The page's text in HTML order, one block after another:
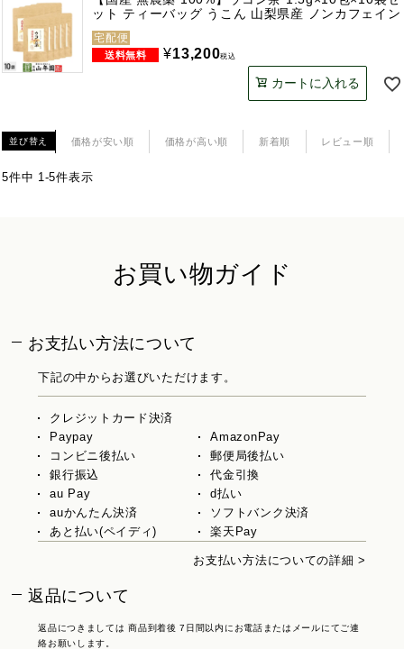
ット ティーバッグ うこん 山梨県産 ノンカフェイン
宅配便
¥13,200税込
カートに入れる
並び替え 価格が安い順 価格が高い順 新着順 レビュー順
5件中 1 -5件表示
お買い物ガイド
お支払い方法について
下記の中からお選びいただけます。
クレジットカード決済
Paypay
AmazonPay
コンビニ後払い
郵便局後払い
銀行振込
代金引換
au Pay
d払い
auかんたん決済
ソフトバンク決済
あと払い(ペイディ)
楽天Pay
お支払い方法についての詳細 >
返品について
返品につきましては 商品到着後 7日間以内にお電話またはメールにてご連
絡お願いします。